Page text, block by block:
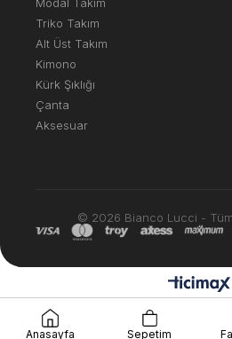
Triko Takım
Alt Üst Takım
Kimono
Kürk Şıklığı
Çanta
Aksesuar
© 2026 Bianco Lucci - Tüm
Anasayfa Sepetim